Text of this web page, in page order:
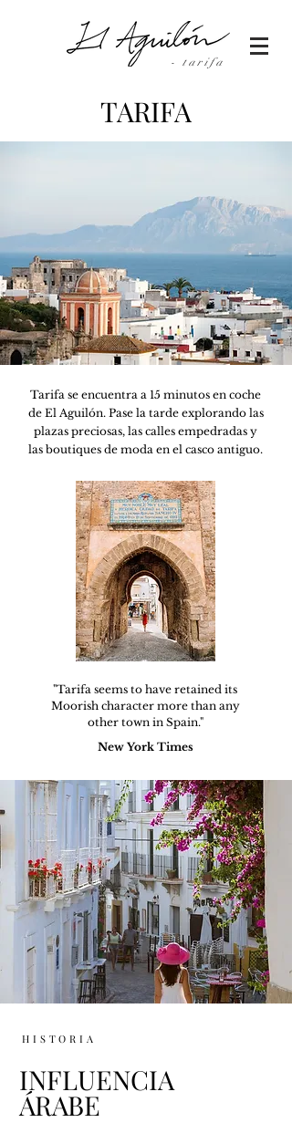
- tarifa
TARIFA
Tarifa se encuentra a 15 minutos en coche
de El Aguilón. Pase la tarde explorando las
plazas preciosas, las calles empedradas y
las boutiques de moda en el casco antiguo.
"Tarifa seems to have retained its
Moorish character more than any
other town in Spain."
New York Times
HISTORIA
INFLUENCIA
​ÁRABE